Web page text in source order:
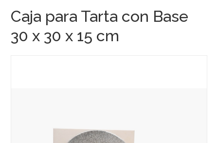
Caja para Tarta con Base
30 x 30 x 15 cm